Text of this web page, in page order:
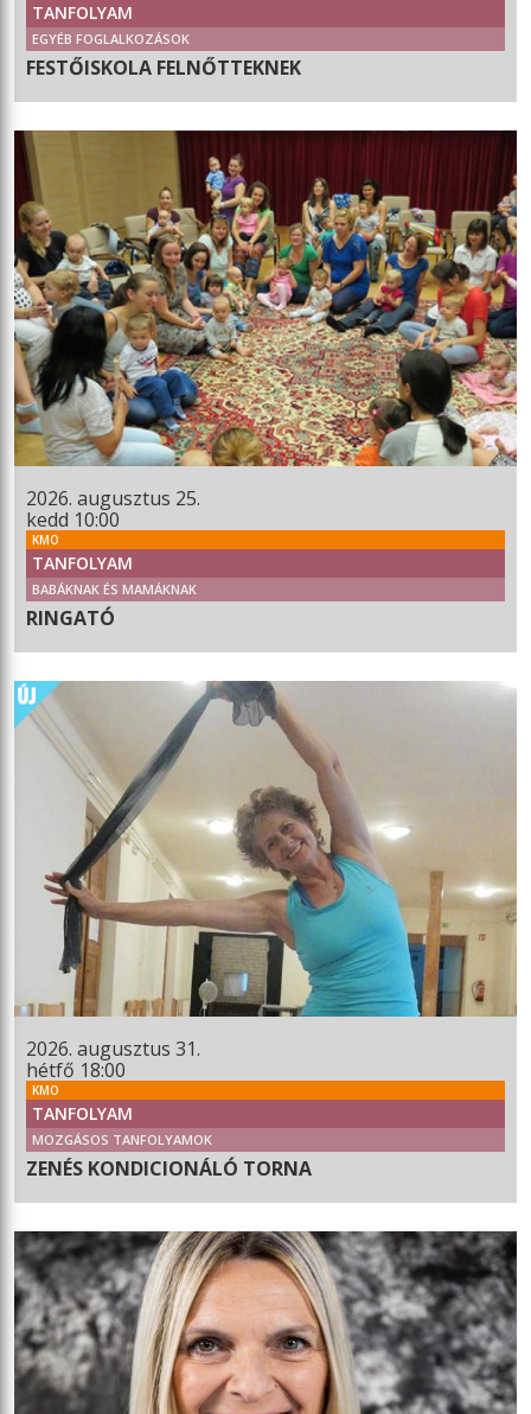
TANFOLYAM
EGYÉB FOGLALKOZÁSOK
FESTŐISKOLA FELNŐTTEKNEK
2026. augusztus 25.
kedd 10:00
KMO
TANFOLYAM
BABÁKNAK ÉS MAMÁKNAK
RINGATÓ
2026. augusztus 31.
hétfő 18:00
KMO
TANFOLYAM
MOZGÁSOS TANFOLYAMOK
ZENÉS KONDICIONÁLÓ TORNA